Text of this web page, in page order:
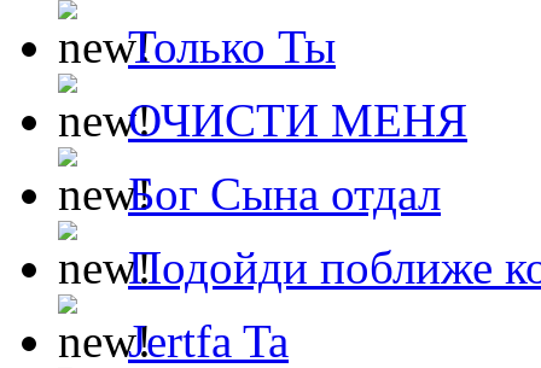
Только Ты
ОЧИСТИ МЕНЯ
Бог Сына отдал
Подойди поближе
Jertfa Ta